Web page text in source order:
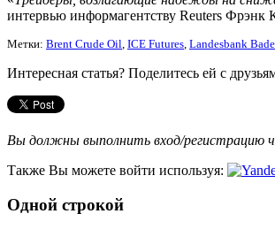
интервью информагентству Reuters Фрэнк
Метки: Brent Crude Oil, ICE Futures, Landesbank
Интересная статья? Поделитесь ей с
Вы должны выполнить вход/регистрацию
Также Вы можете войти используя:
Одной строкой